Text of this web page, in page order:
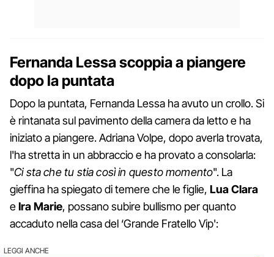
Fernanda Lessa scoppia a piangere
dopo la puntata
Dopo la puntata, Fernanda Lessa ha avuto un crollo. Si
è rintanata sul pavimento della camera da letto e ha
iniziato a piangere. Adriana Volpe, dopo averla trovata,
l'ha stretta in un abbraccio e ha provato a consolarla:
"Ci sta che tu stia così in questo momento". La
gieffina ha spiegato di temere che le figlie, Lua Clara
eIra Marie, possano subire bullismo per quanto
accaduto nella casa del ‘Grande Fratello Vip':
LEGGI ANCHE